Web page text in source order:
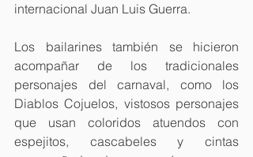
internacional Juan Luis Guerra.
Los bailarines también se hicieron
acompañar de los tradicionales
personajes del carnaval, como los
Diablos Cojuelos, vistosos personajes
que usan coloridos atuendos con
espejitos, cascabeles y cintas